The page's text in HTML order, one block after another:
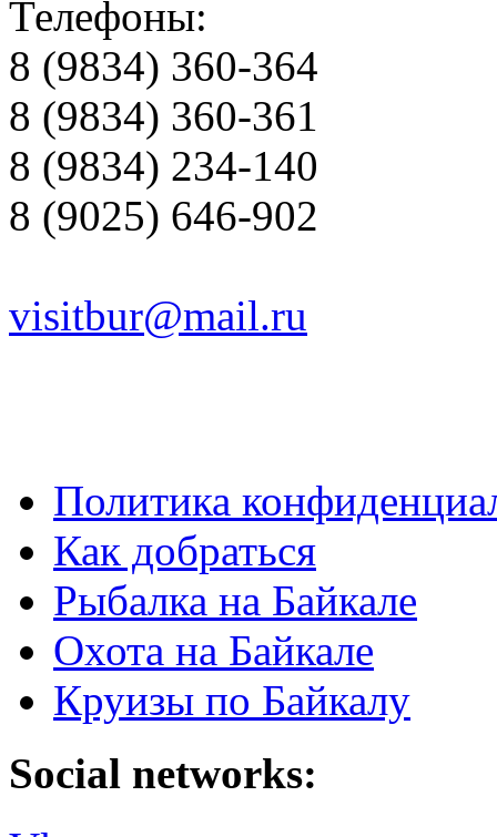
Телефоны:
8 (9834) 360-364
8 (9834) 360-361
8 (9834) 234-140
8 (9025) 646-902
visitbur@mail.ru
Политика
Как добраться
Рыбалка на Байкале
Охота на Байкале
Круизы по Байкалу
Social networks: